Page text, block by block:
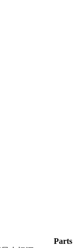
Parts